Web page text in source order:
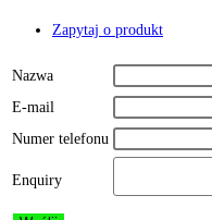
Zapytaj o produkt
Nazwa
E-mail
Numer telefonu
Enquiry